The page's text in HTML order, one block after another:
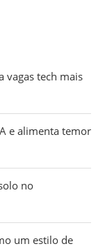
vagas tech mais
e alimenta temor
no
um estilo de